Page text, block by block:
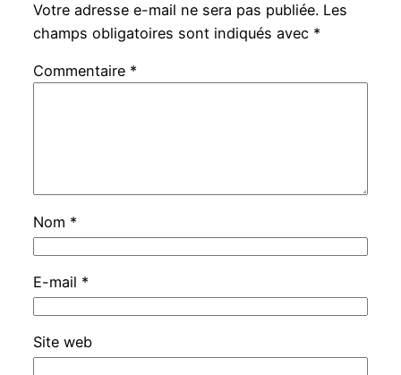
Votre adresse e-mail ne sera pas publiée. Les
champs obligatoires sont indiqués avec *
Commentaire *
Nom *
E-mail *
Site web